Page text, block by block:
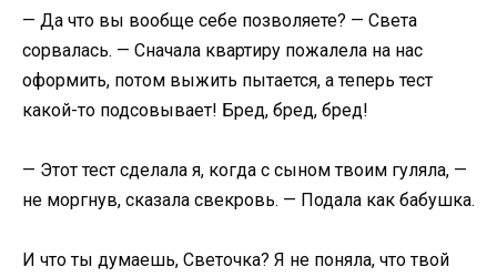
— Да что вы вообще себе позволяете? — Света
сорвалась. — Сначала квартиру пожалела на нас
оформить, потом выжить пытается, а теперь тест
какой-то подсовывает! Бред, бред, бред!
— Этот тест сделала я, когда с сыном твоим гуляла, —
не моргнув, сказала свекровь. — Подала как бабушка.
И что ты думаешь, Светочка? Я не поняла, что твой